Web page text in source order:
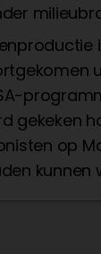
gekeken
op
kunnen